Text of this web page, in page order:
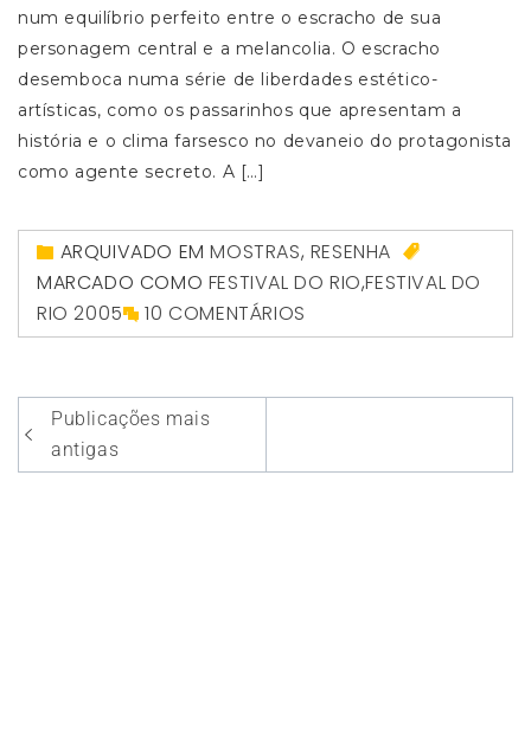
num equilíbrio perfeito entre o escracho de sua
personagem central e a melancolia. O escracho
desemboca numa série de liberdades estético-
artísticas, como os passarinhos que apresentam a
história e o clima farsesco no devaneio do protagonista
como agente secreto. A […]
ARQUIVADO EMMOSTRAS, RESENHA
MARCADO COMO FESTIVAL DO RIO,FESTIVAL DO
RIO 2005
10 COMENTÁRIOS
Navegação
por
Publicações mais
antigas